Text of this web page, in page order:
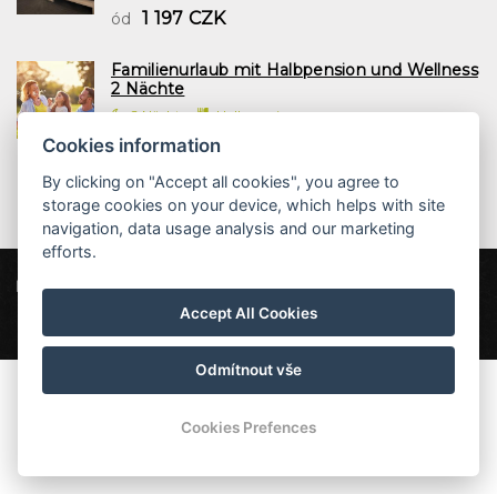
ód 1 197 CZK
Familienurlaub mit Halbpension und Wellness
2 Nächte
2 Nächte Halbpension
ód 1 958 CZK
Hotel Bon
Pod Špičákem 621, 468 41 Tanvald
+420 777 855 199
Cookies information
By clicking on "Accept all cookies", you agree to
storage cookies on your device, which helps with site
navigation, data usage analysis and our marketing
efforts.
Accept All Cookies
Odmítnout vše
Cookies Prefences